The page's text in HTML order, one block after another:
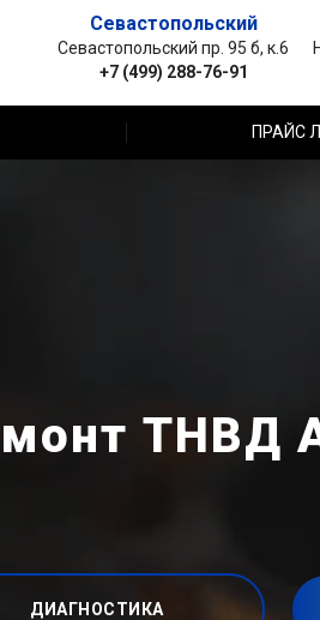
Севастопольский
Севастопольский пр. 95 б, к.6
+7 (499) 288-76-91
ПРАЙС
ТНВД
ДИАГНОСТИКА